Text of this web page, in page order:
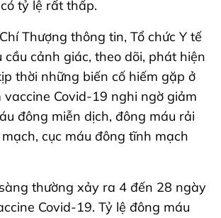
tỷ lệ rất thấp.
Thượng thông tin, Tổ chức Y tế
cầu cảnh giác, theo dõi, phát hiện
thời những biến cố hiếm gặp ở
vaccine Covid-19 nghi ngờ giảm
đông miễn dịch, đông máu rải
cục máu đông tĩnh mạch
thường xảy ra 4 đến 28 ngày
Covid-19. Tỷ lệ đông máu